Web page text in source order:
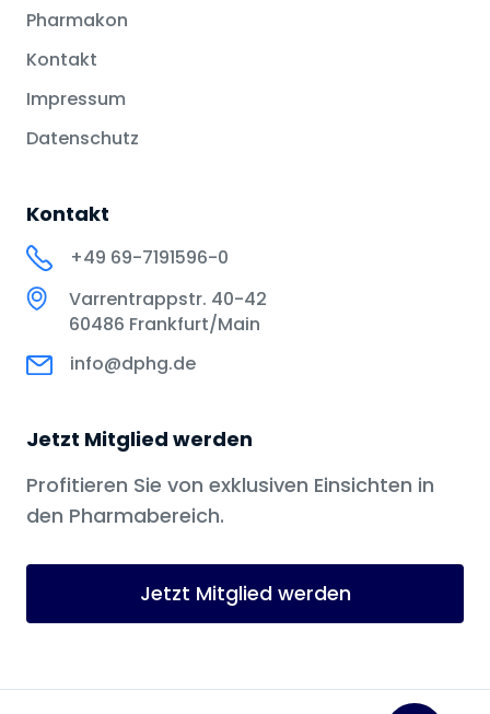
Pharmakon
Kontakt
Impressum
Datenschutz
Kontakt
+49 69-7191596-0
Varrentrappstr. 40-42
60486 Frankfurt/Main
info@dphg.de
Jetzt Mitglied werden
Profitieren Sie von exklusiven Einsichten in
den Pharmabereich.
Jetzt Mitglied werden